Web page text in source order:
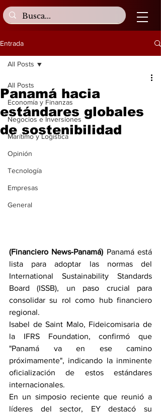
Entrada
All Posts
Economía y Finanzas
Negocios e Inversiones
Marítimo y Logística
Opinión
Tecnología
Empresas
General
All Posts
Panamá hacia
estándares globales
de sostenibilidad
(Financiero News-Panamá) Panamá está
lista para adoptar las normas del
International Sustainability Standards
Board (ISSB), un paso crucial para
consolidar su rol como hub financiero
regional.
Isabel de Saint Malo, Fideicomisaria de
la IFRS Foundation, confirmó que
"Panamá va en ese camino
próximamente", indicando la inminente
oficialización de estos estándares
internacionales.
En un simposio reciente que reunió a
líderes del sector, EY destacó su